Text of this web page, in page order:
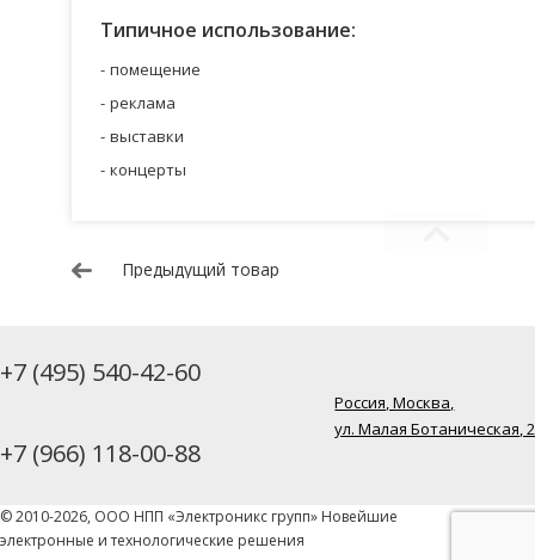
Типичное использование:
помещение
реклама
выставки
концерты
Предыдущий товар
+7 (495) 540-42-60
+7 (966) 118-00-88
Россия, Москва,
ул. Малая Ботаническая,
© 2010-2026, ООО НПП «Электроникс групп» Новейшие
электронные и технологические решения